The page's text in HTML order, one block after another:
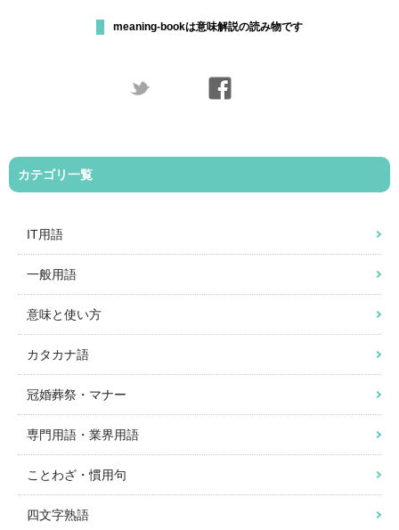
meaning-bookは意味解説の読み物です
カテゴリ一覧
IT用語
一般用語
意味と使い方
カタカナ語
冠婚葬祭・マナー
専門用語・業界用語
ことわざ・慣用句
四文字熟語